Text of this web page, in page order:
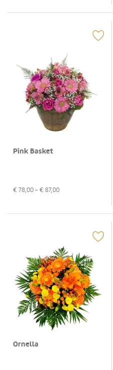
Pink Basket
€ 78,00 - € 87,00
Ornella